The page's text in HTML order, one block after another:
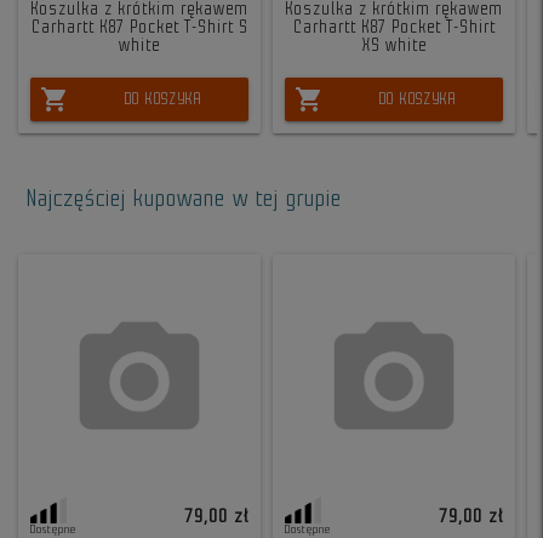
Koszulka z krótkim rękawem
Carhartt K87 Pocket T-Shirt S
white
shopping_cart DO KOSZYKA
Koszulka z krótkim rękawem
Carhartt K87 Pocket T-Shirt
XS white
shopping_cart DO KOSZYKA
Najczęściej kupowane w tej grupie
Dostępne
79,00 zł
Dostępne
79,00 zł